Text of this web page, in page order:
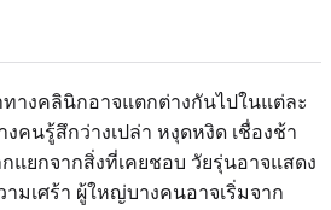
างคลินิกอาจแตกต่างกันไปในแต่ละ
คนรู้สึกว่างเปล่า หงุดหงิด เชื่องช้า
แยกจากสิ่งที่เคยชอบ วัยรุ่นอาจแสดง
มเศร้า ผู้ใหญ่บางคนอาจเริ่มจาก